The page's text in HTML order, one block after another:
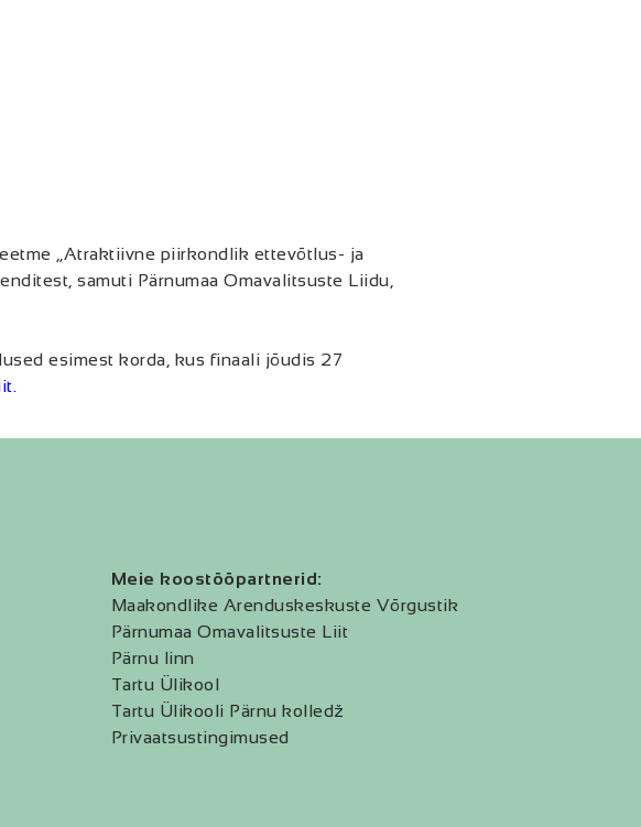
„Atraktiivne piirkondlik ettevõtlus- ja
samuti Pärnumaa Omavalitsuste Liidu,
esimest korda, kus finaali jõudis 27
Meie koostööpartnerid:
Maakondlike Arenduskeskuste Võrgustik
Pärnumaa Omavalitsuste Liit
Pärnu linn
Tartu Ülikool
Tartu Ülikooli Pärnu kolledž
Privaatsustingimused